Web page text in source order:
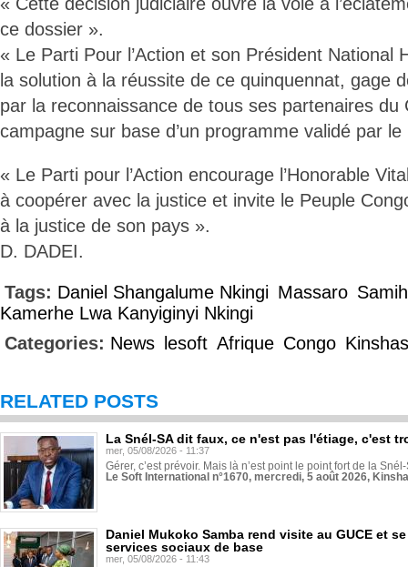
ce dossier ».
« Le Parti Pour l’Action et son Président National
la solution à la réussite de ce quinquennat, gage
par la reconnaissance de tous ses partenaires du
campagne sur base d’un programme validé par
« Le Parti pour l’Action encourage l’Honorable
à coopérer avec la justice et invite le Peuple
à la justice de son pays ».
D. DADEI.
Tags: Daniel Shangalume Nkingi Massaro
Kamerhe Lwa Kanyiginyi Nkingi
Categories: News lesoft Afrique Congo
RELATED POSTS
La Snél-SA dit faux, ce n'est pas l'étiage, c'est
mer, 05/08/2026 - 11:37
Gérer, c’est prévoir. Mais là n’est point le point fort de la
Le Soft International n°1670, mercredi, 5 août 2026,
Daniel Mukoko Samba rend visite au GUCE et
services sociaux de base
mer, 05/08/2026 - 11:43